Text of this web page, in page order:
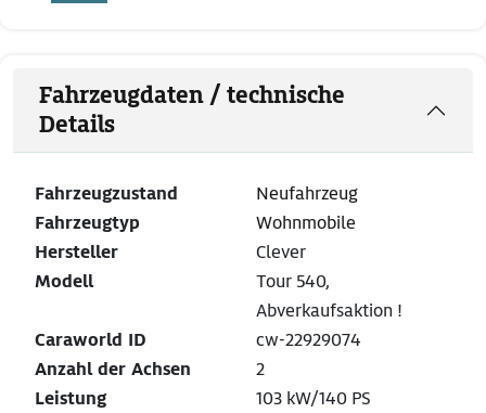
Fahrzeugdaten / technische
Details
Fahrzeugzustand
Neufahrzeug
Fahrzeugtyp
Wohnmobile
Hersteller
Clever
Modell
Tour 540,
Abverkaufsaktion !
Caraworld ID
cw-22929074
Anzahl der Achsen
2
Leistung
103 kW/140 PS